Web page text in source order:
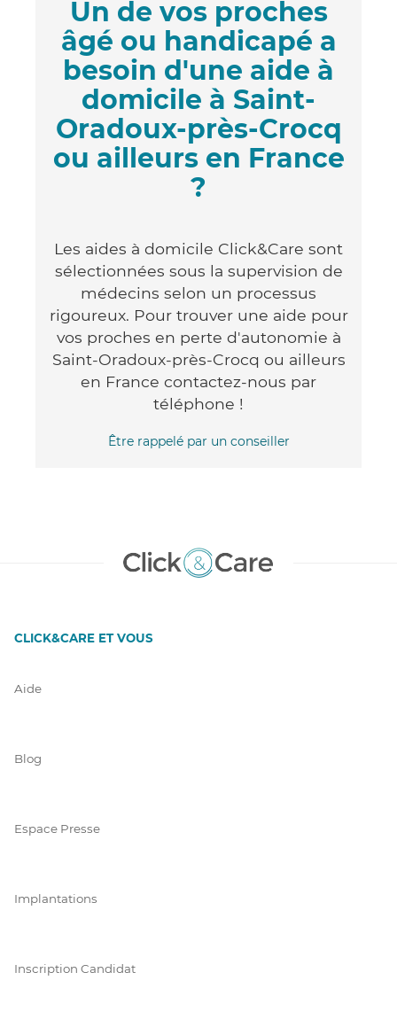
Un de vos proches
âgé ou handicapé a
besoin d'une aide à
domicile à Saint-
Oradoux-près-Crocq
ou ailleurs en France
?
Les aides à domicile Click&Care sont
sélectionnées sous la supervision de
médecins selon un processus
rigoureux. Pour trouver une aide pour
vos proches en perte d'autonomie à
Saint-Oradoux-près-Crocq ou ailleurs
en France contactez-nous par
téléphone !
Être rappelé par un conseiller
CLICK&CARE ET VOUS
Aide
Blog
Espace Presse
Implantations
Inscription Candidat